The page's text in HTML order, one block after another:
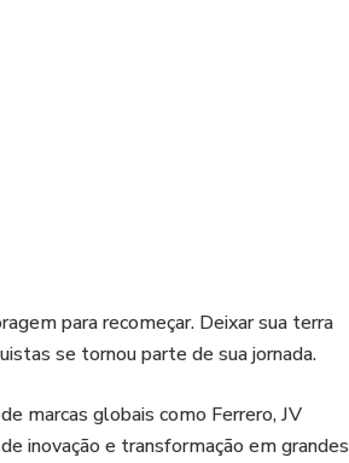
para recomeçar. Deixar sua terra
se tornou parte de sua jornada.
marcas globais como Ferrero, JV
inovação e transformação em grandes